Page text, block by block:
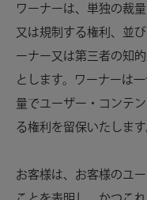
ワーナーは、単独の裁
又は規制する権利、並
ーナー又は第三者の知
とします。ワーナーは
量でユーザー・コンテ
る権利を留保いたします
お客様は、お客様のユ